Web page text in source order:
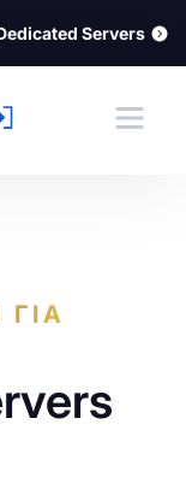
Servers